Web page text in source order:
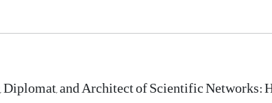
Diplomat, and Architect of Scientific Networks: